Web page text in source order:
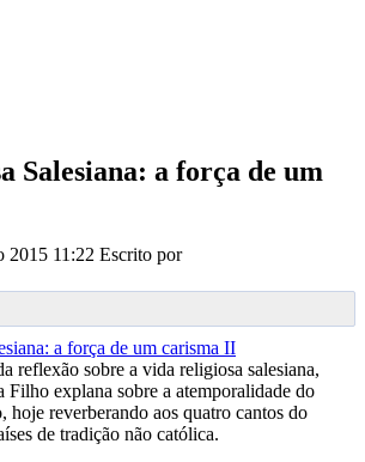
Salesiana: a força de um
2015 11:22 Escrito por
reflexão sobre a vida religiosa salesiana,
Filho explana sobre a atemporalidade do
hoje reverberando aos quatro cantos do
de tradição não católica.